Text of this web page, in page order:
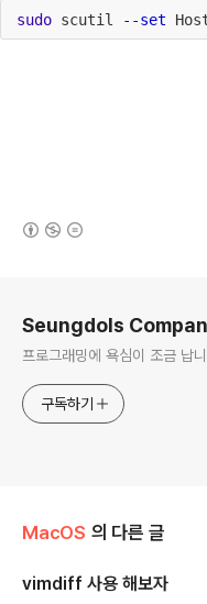
sudo scutil --set
Seungdols
프로그래밍에 욕심이 조금 납
구독하기
MacOS 의 다른 글
vimdiff 사용 해보자